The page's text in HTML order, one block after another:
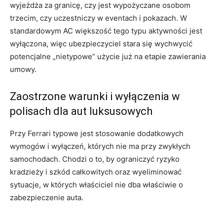
wyjeżdża za granicę, czy jest wypożyczane osobom
trzecim, czy uczestniczy w eventach i pokazach. W
standardowym AC większość tego typu aktywności jest
wyłączona, więc ubezpieczyciel stara się wychwycić
potencjalne „nietypowe” użycie już na etapie zawierania
umowy.
Zaostrzone warunki i wyłączenia w
polisach dla aut luksusowych
Przy Ferrari typowe jest stosowanie dodatkowych
wymogów i wyłączeń, których nie ma przy zwykłych
samochodach. Chodzi o to, by ograniczyć ryzyko
kradzieży i szkód całkowitych oraz wyeliminować
sytuacje, w których właściciel nie dba właściwie o
zabezpieczenie auta.